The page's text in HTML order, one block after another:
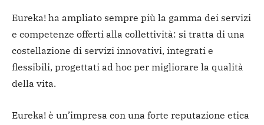
Eureka! ha ampliato sempre più la gamma dei servizi
e competenze offerti alla collettività: si tratta di una
costellazione di servizi innovativi, integrati e
flessibili, progettati ad hoc per migliorare la qualità
della vita.
Eureka! è un’impresa con una forte reputazione etica